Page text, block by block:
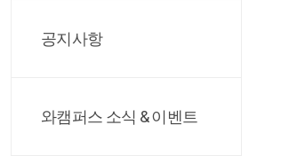
공지사항
와캠퍼스 소식 & 이벤트